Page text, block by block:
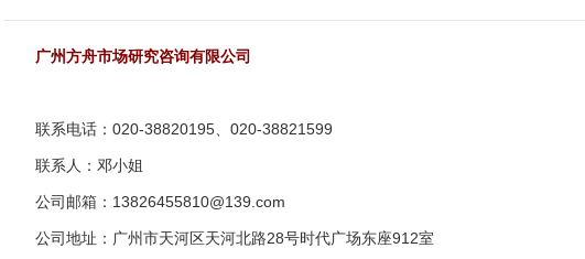
广州方舟市场研究咨询有限公司
联系电话：020-38820195、020-38821599
联系人：邓小姐
公司邮箱： 13826455810@139.com
公司地址：广州市天河区天河北路28号时代广场东座912室